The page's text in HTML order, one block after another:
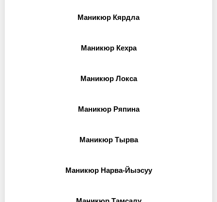
Маникюр Кярдла
Маникюр Кехра
Маникюр Локса
Маникюр Ряпина
Маникюр Тырва
Маникюр Нарва-Йыэсуу